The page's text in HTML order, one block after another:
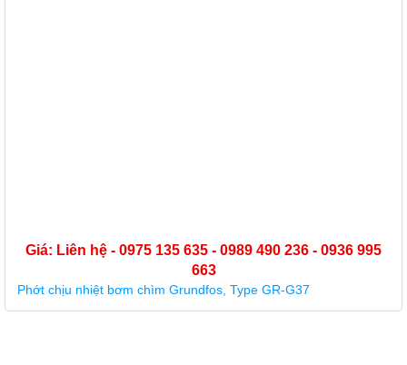
Giá: Liên hệ - 0975 135 635 - 0989 490 236 - 0936 995
663
Phớt chịu nhiệt bơm chìm Grundfos, Type GR-G37